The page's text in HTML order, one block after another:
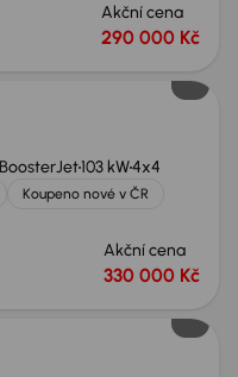
Akční cena
290 000 Kč
BoosterJet103 kW4x4
Koupeno nové v ČR
Akční cena
330 000 Kč